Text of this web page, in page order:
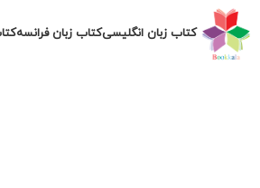
کتاب زبان انگلیسیکتاب زبان فرانسه